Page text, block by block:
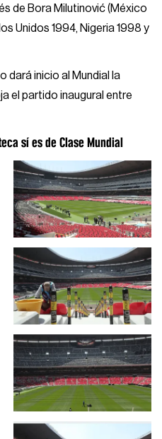
de Bora Milutinović (México
Unidos 1994, Nigeria 1998 y
dará inicio al Mundial la
el partido inaugural entre
sí es de Clase Mundial